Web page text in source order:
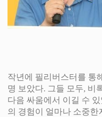
작년에 필리버스터를 통
명 보았다. 그들 모두, 비
다음 싸움에서 이길 수
의 경험이 얼마나 소중한